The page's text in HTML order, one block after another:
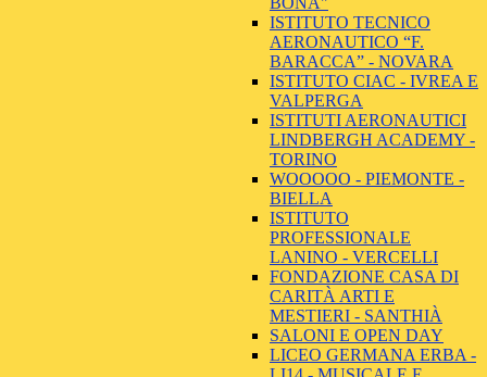
ISTITUTO TECNICO
AERONAUTICO “F.
BARACCA” - NOVARA
ISTITUTO CIAC - IVREA E
VALPERGA
ISTITUTI AERONAUTICI
LINDBERGH ACADEMY -
TORINO
WOOOOO - PIEMONTE -
BIELLA
ISTITUTO
PROFESSIONALE
LANINO - VERCELLI
FONDAZIONE CASA DI
CARITÀ ARTI E
MESTIERI - SANTHIÀ
SALONI E OPEN DAY
LICEO GERMANA ERBA -